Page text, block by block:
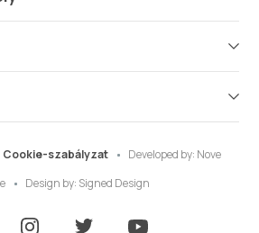
Cookie-szabályzat Developed by: Nove
Design by: Signed Design